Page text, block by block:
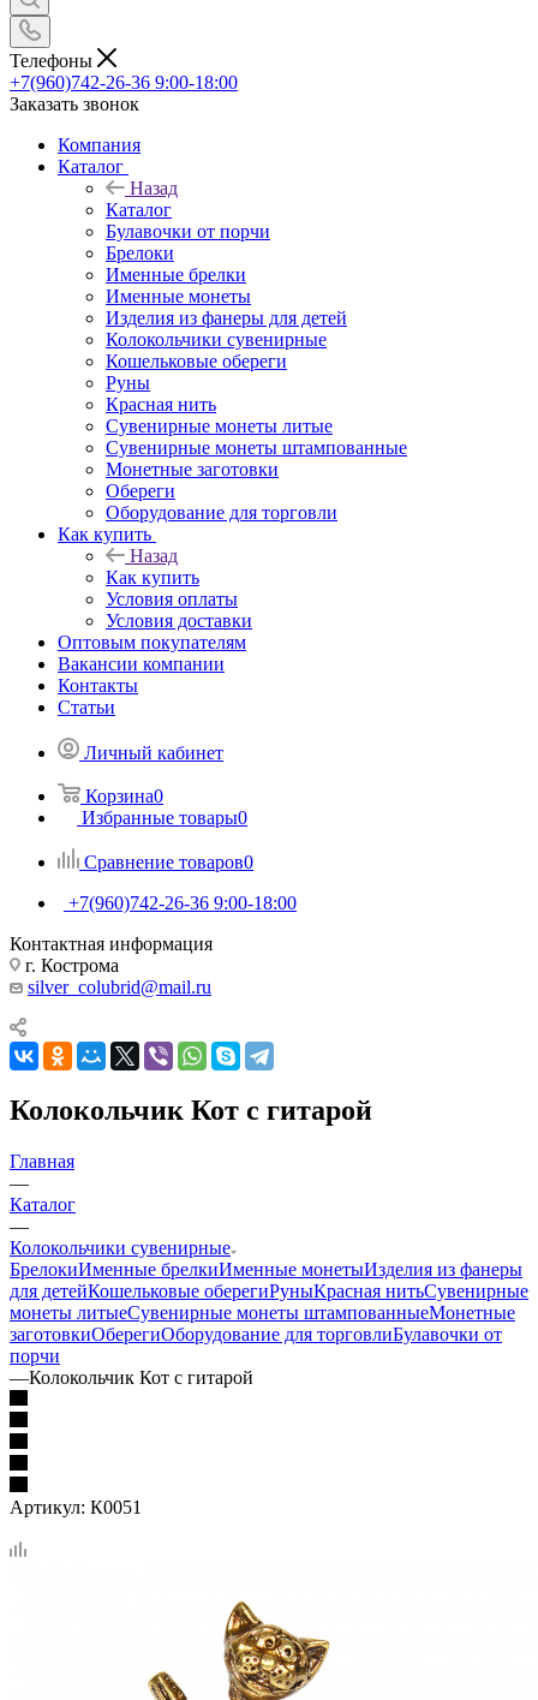
Телефоны
+7(960)742-26-36 9:00-18:00
Заказать звонок
Компания
Каталог
Назад
Каталог
Булавочки от порчи
Брелоки
Именные брелки
Именные монеты
Изделия из фанеры для детей
Колокольчики сувенирные
Кошельковые обереги
Руны
Красная нить
Сувенирные монеты литые
Сувенирные монеты штампованные
Монетные заготовки
Обереги
Оборудование для торговли
Как купить
Назад
Как купить
Условия оплаты
Условия доставки
Оптовым покупателям
Вакансии компании
Контакты
Статьи
Личный кабинет
Корзина0
Избранные товары0
Сравнение товаров0
+7(960)742-26-36 9:00-18:00
Контактная информация
г. Кострома
silver_colubrid@mail.ru
Колокольчик Кот с гитарой
Главная
—
Каталог
—
Колокольчики сувенирные
БрелокиИменные брелкиИменные монетыИзделия из фанеры
для детейКошельковые оберегиРуныКрасная нитьСувенирные
монеты литыеСувенирные монеты штампованныеМонетные
заготовкиОберегиОборудование для торговлиБулавочки от
порчи
—Колокольчик Кот с гитарой
Артикул: К0051